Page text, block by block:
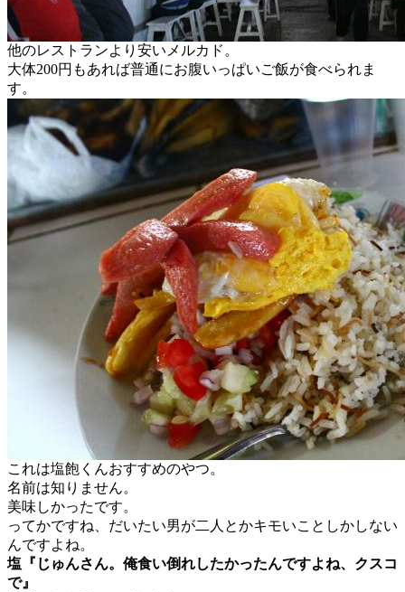
他のレストランより安いメルカド。
大体200円もあれば普通にお腹いっぱいご飯が食べられま
す。
これは塩飽くんおすすめのやつ。
名前は知りません。
美味しかったです。
ってかですね、だいたい男が二人とかキモいことしかしない
んですよね。
塩『じゅんさん。俺食い倒れしたかったんですよね、クスコ
で』